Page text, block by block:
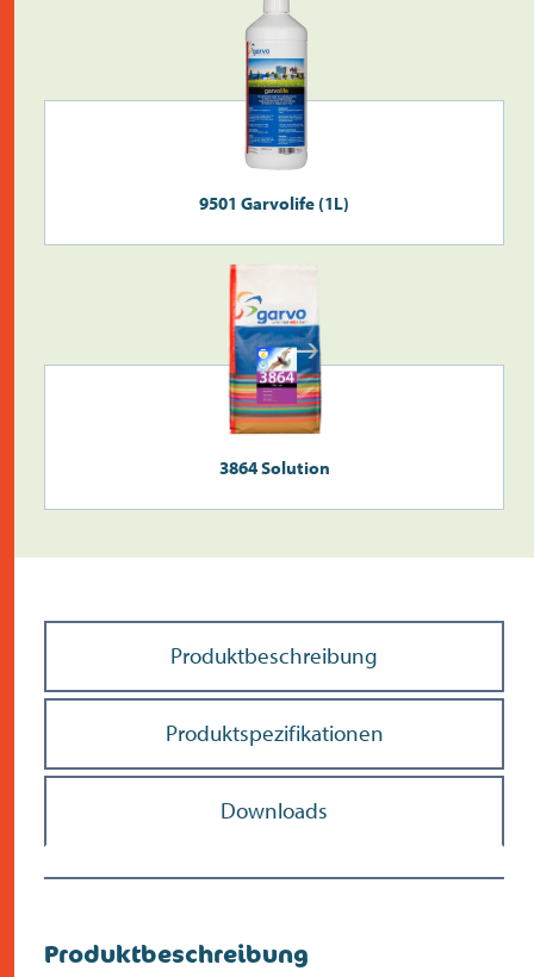
Überprüfen Sie die
Suche>
9501 Garvolife (1L)
3864 Solution
Produktbeschreibung
Produktspezifikationen
Downloads
Produktbeschreibung